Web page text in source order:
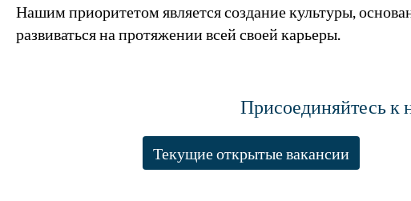
Нашим приоритетом является создание культуры,
развиваться на протяжении всей своей карьеры.
Присоединяйтесь к
Текущие открытые вакансии